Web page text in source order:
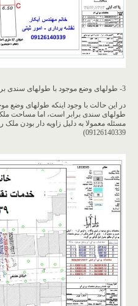
3- طولهای وضع موجود با طولهای سندی برابر است ولی مساحتها مغایرت دارد
در این حالت با وجود اینکه طولهای وضع
طولهای سندی برابر است، اما مساحت
مسئله معمولا به دلیل زاویه دار بودن
09126140339)